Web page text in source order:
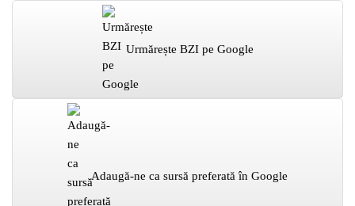
Urmărește BZI pe Google
Adaugă-ne ca sursă preferată în Google